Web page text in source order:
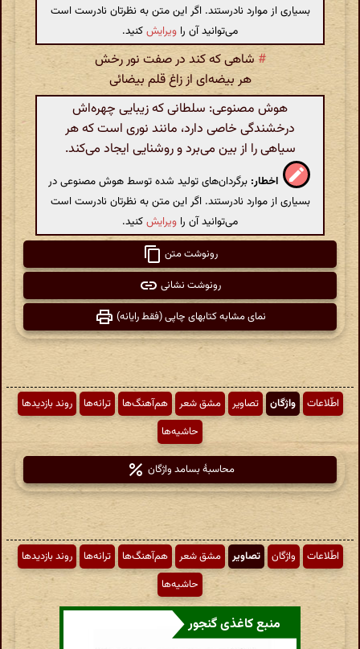
بسیاری از موارد نادرستند. اگر این متن به نظرتان نادرست است
می‌توانید آن را ویرایشکنید.
#شاهی که کند در صفت نور رخش
هر بیضه‌ای از زاغ قلم بیضائی
هوش مصنوعی: سلطانی که زیبایی چهره‌اش
درخشندگی خاصی دارد، مانند نوری است که هر
سیاهی را از بین می‌برد و روشنایی ایجاد می‌کند.
اخطار: برگردان‌های تولید شده توسط هوش مصنوعی در
بسیاری از موارد نادرستند. اگر این متن به نظرتان نادرست است
می‌توانید آن را ویرایشکنید.
رونوشت متن
رونوشت نشانی
نمای مشابه کتابهای چاپی (فقط رایانه)
اطّلاعات واژگان تصاویر مشق شعر هم‌آهنگ‌ها ترانه‌ها
روند بازدیدها
حاشیه‌ها
محاسبهٔ بسامد واژگان
اطّلاعات واژگان تصاویر مشق شعر هم‌آهنگ‌ها ترانه‌ها
روند بازدیدها
حاشیه‌ها
منبع کاغذی گنجور